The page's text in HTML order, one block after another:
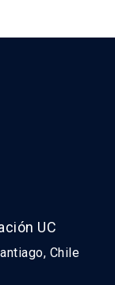
UC
Chile